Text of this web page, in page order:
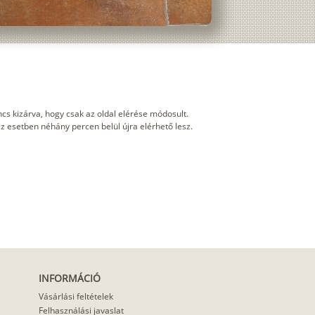
kizárva, hogy csak az oldal elérése módosult.
esetben néhány percen belül újra elérhető lesz.
INFORMÁCIÓ
Vásárlási feltételek
Felhasználási javaslat